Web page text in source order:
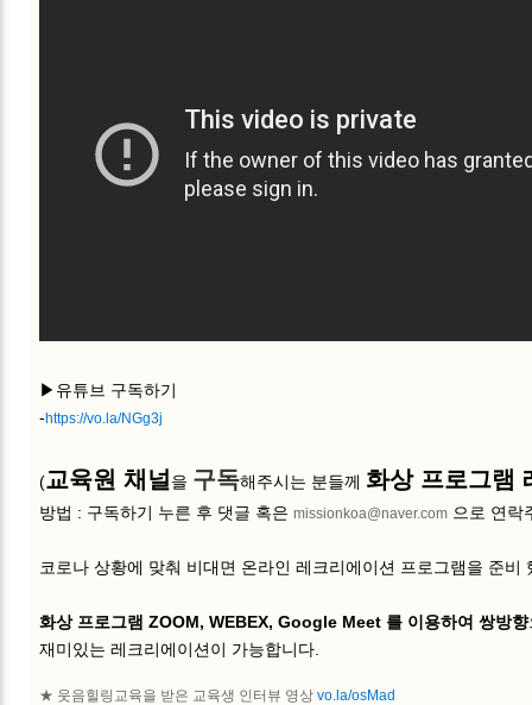
▶유튜브 구독하기
-https://vo.la/NGg3j
(교육원 채널을 구독해주시는 분들께 화상 프로그램
방법 : 구독하기 누른 후 댓글 혹은missionkoa@naver.com 으로 연락
코로나 상황에 맞춰 비대면 온라인 레크리에이션 프로그램을 준비
화상 프로그램 ZOOM, WEBEX, Google Meet 를 이용하여 쌍방향
재미있는 레크리에이션이 가능합니다.
★ 웃음힐링교육을 받은 교육생 인터뷰 영상vo.la/osMad